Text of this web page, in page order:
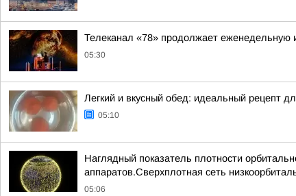
Телеканал «78» продолжает еженедельную
05:30
Легкий и вкусный обед: идеальный рецепт
05:10
Наглядный показатель плотности
аппаратов.Сверхплотная сеть
05:06